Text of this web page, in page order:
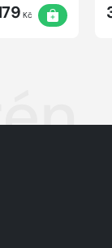
Kč
TMAVÝ REŽIM